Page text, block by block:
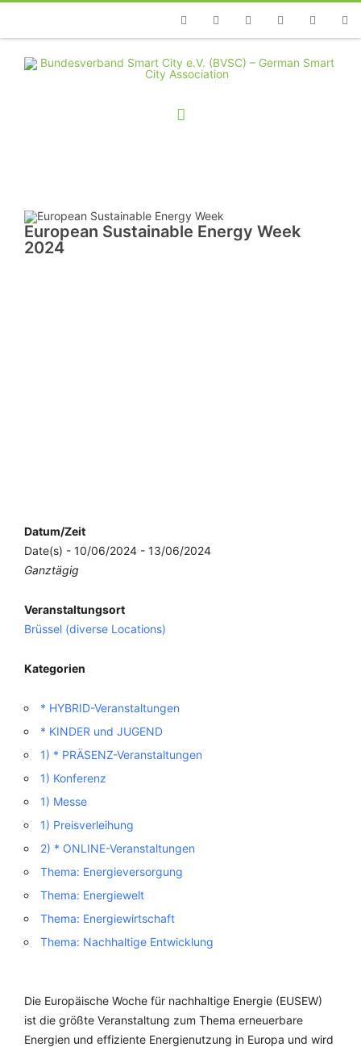
TelefonFacebookTwitterYoutubeInstagramLinkedin
European Sustainable Energy Week
2024
Datum/Zeit
Date(s) - 10/06/2024 - 13/06/2024
Ganztägig
Veranstaltungsort
Brüssel (diverse Locations)
Kategorien
* HYBRID-Veranstaltungen
* KINDER und JUGEND
1) * PRÄSENZ-Veranstaltungen
1) Konferenz
1) Messe
1) Preisverleihung
2) * ONLINE-Veranstaltungen
Thema: Energieversorgung
Thema: Energiewelt
Thema: Energiewirtschaft
Thema: Nachhaltige Entwicklung
Die Europäische Woche für nachhaltige Energie (EUSEW)
ist die größte Veranstaltung zum Thema erneuerbare
Energien und effiziente Energienutzung in Europa und wird